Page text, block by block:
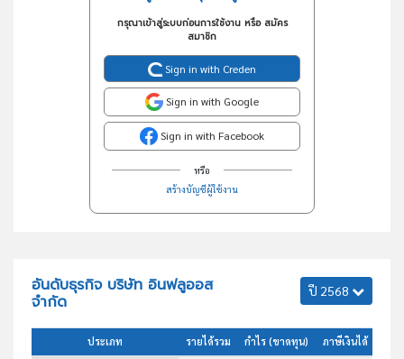
กรุณาเข้าสู่ระบบก่อนการใช้งาน หรือ สมัคร
สมาชิก
Sign in with Creden
Sign in with Google
Sign in with Facebook
หรือ
สร้างบัญชีผู้ใช้งาน
อันดับธุรกิจ บริษัท อินฟลูออส
จำกัด
ปี 2568
ประเภท รายได้รวม กำไร (ขาดทุน) ภาษีเงินได้